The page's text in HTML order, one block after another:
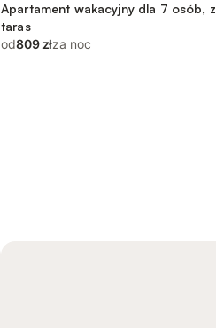
Apartament wakacyjny dla 7 osób, z
taras
od809 złza noc